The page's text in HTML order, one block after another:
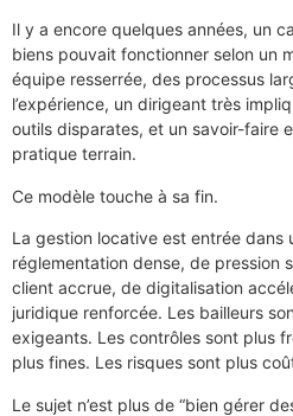
Il y a encore quelques années, un
biens pouvait fonctionner selon un
équipe resserrée, des processus
l’expérience, un dirigeant très
outils disparates, et un savoir-faire
pratique terrain.
Ce modèle touche à sa fin.
La gestion locative est entrée dans
réglementation dense, de pression
client accrue, de digitalisation
juridique renforcée. Les bailleurs
exigeants. Les contrôles sont plus
plus fines. Les risques sont plus
Le sujet n’est plus de “bien gérer